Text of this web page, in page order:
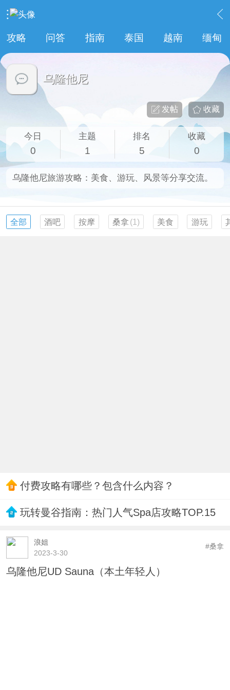
攻略 问答 指南 泰国 越南 缅甸
乌隆他尼
收藏
发帖
今日
0
主题
1
排名
5
收藏
0
乌隆他尼旅游攻略：美食、游玩、风景等分享交流。
全部 酒吧 按摩 桑拿 (1) 美食 游玩
付费攻略有哪些？包含什么内容？
玩转曼谷指南：热门人气Spa店攻略TOP.15
浪姐
2023-3-30
#桑拿
乌隆他尼UD Sauna（本土年轻人）